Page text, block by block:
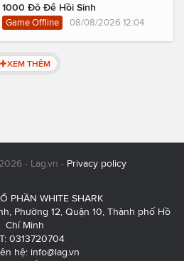
1000 Đô Để Hồi Sinh
Game Offline 08/08/2026 12:04
XEM THÊM
- Lag.vn - Privacy policy
PHẦN WHITE SHARK
Phường 12, Quận 10, Thành phố Hồ
Chí Minh
0313720704
hệ: info@lag.vn